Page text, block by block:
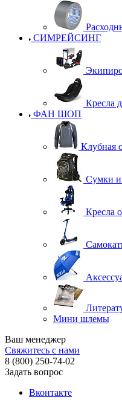
СИМРЕЙСИНГ
Кресла
ФАН ШОП
Клубная
Сумки и
Кресла
Мини шлемы
Ваш менеджер
Свяжитесь с нами
8 (800) 250-74-02
Задать вопрос
Вконтакте